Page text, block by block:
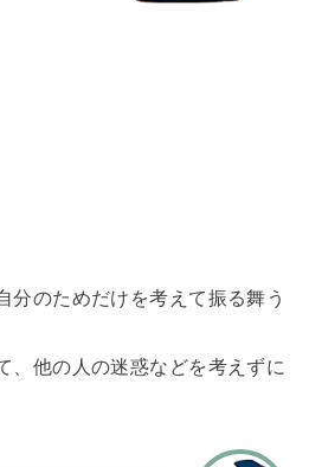
分のためだけを考えて振る舞う
、他の人の迷惑などを考えずに